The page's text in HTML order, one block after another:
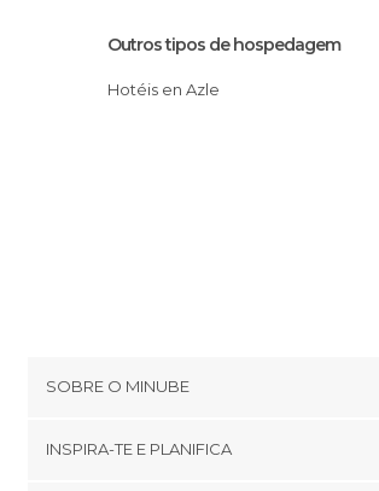
Outros tipos de hospedagem
Hotéis en Azle
SOBRE O MINUBE
INSPIRA-TE E PLANIFICA